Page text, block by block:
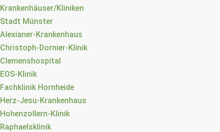
Krankenhäuser/Kliniken
Stadt Münster
Alexianer-Krankenhaus
Christoph-Dornier-Klinik
Clemenshospital
EOS-Klinik
Fachklinik Hornheide
Herz-Jesu-Krankenhaus
Hohenzollern-Klinik
Raphaelsklinik